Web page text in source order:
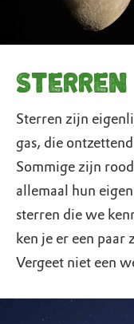
Sterren
Sterren zijn
gas, die
Sommige zijn
allemaal hun
sterren die we
ken je er een paar
Vergeet niet een